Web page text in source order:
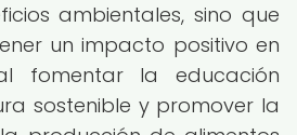
ambientales, sino que
un impacto positivo en
fomentar la educación
sostenible y promover la